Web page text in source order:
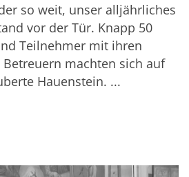
so weit, unser alljährliches
vor der Tür. Knapp 50
Teilnehmer mit ihren
machten sich auf
Hauenstein. ...